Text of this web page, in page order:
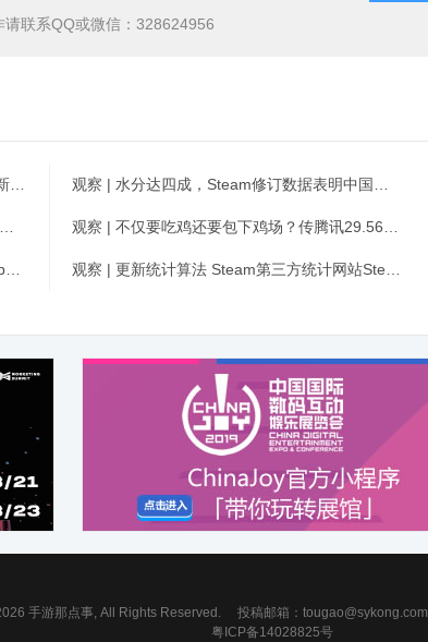
联系QQ或微信：328624956
原创 | bilibili进军Steam平台，Q4将推出两款新作，瞄准PC二次元玩家 观察 | 水分达四成，Steam修订数据表明中国玩家其实没那么多
观察 | 日媒：《绝地求生》开发团队核心成员工资达3000万 观察 | 不仅要吃鸡还要包下鸡场？传腾讯29.56亿元收购蓝洞10％股权，将成第二大股东
观察 | 办法总比困难多，创始人宣布Steam Spy复活 观察 | 更新统计算法 Steam第三方统计网站SteamSpy重新上线
手游那点事, All Rights Reserved. 投稿邮箱： tougao@sykong.com
粤ICP备14028825号